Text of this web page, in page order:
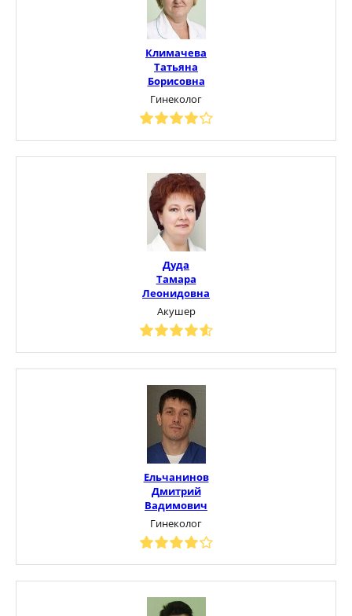
Климачева
Татьяна
Борисовна
Гинеколог
Дуда
Тамара
Леонидовна
Акушер
Ельчанинов
Дмитрий
Вадимович
Гинеколог